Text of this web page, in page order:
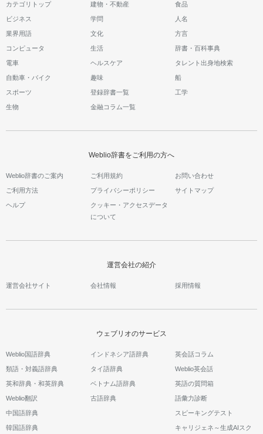
カテゴリトップ 建物・不動産 食品
ビジネス 学問 人名
業界用語 文化 方言
コンピュータ 生活 辞書・百科事典
電車 ヘルスケア タレント出身地検索
自動車・バイク 趣味 船
スポーツ 登録辞書一覧 工学
生物 金融コラム一覧
Weblio辞書をご利用の方へ
Weblio辞書のご案内 ご利用規約 お問い合わせ
ご利用方法 プライバシーポリシー サイトマップ
ヘルプ
クッキー・アクセスデータ
について
運営会社の紹介
運営会社サイト 会社情報 採用情報
ウェブリオのサービス
Weblio国語辞典
類語・対義語辞典
英和辞典・和英辞典
Weblio翻訳
中国語辞典
韓国語辞典
インドネシア語辞典
タイ語辞典
ベトナム語辞典
古語辞典
英会話コラム
Weblio英会話
英語の質問箱
語彙力診断
スピーキングテスト
キャリジェネ～生成AIスク